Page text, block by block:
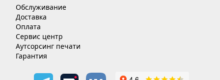
Обслуживание
Доставка
Оплата
Сервис центр
Аутсорсинг печати
Гарантия